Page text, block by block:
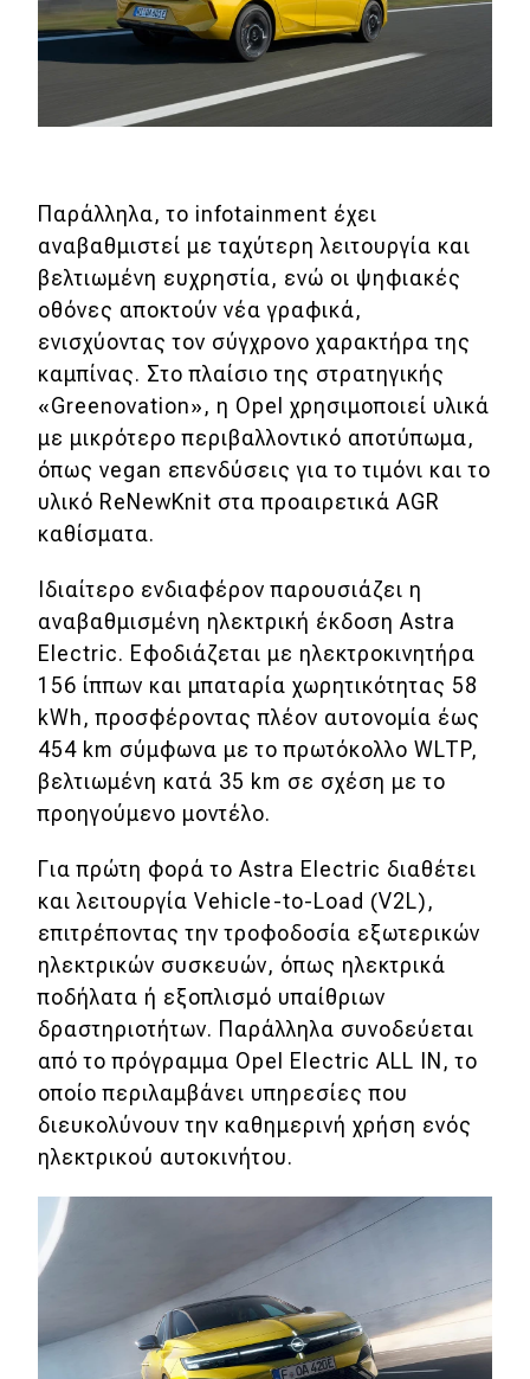
Παράλληλα, το infotainment έχει
αναβαθμιστεί με ταχύτερη λειτουργία και
βελτιωμένη ευχρηστία, ενώ οι ψηφιακές
οθόνες αποκτούν νέα γραφικά,
ενισχύοντας τον σύγχρονο χαρακτήρα της
καμπίνας. Στο πλαίσιο της στρατηγικής
«Greenovation», η Opel χρησιμοποιεί υλικά
με μικρότερο περιβαλλοντικό αποτύπωμα,
όπως vegan επενδύσεις για το τιμόνι και το
υλικό ReNewKnit στα προαιρετικά AGR
καθίσματα.
Ιδιαίτερο ενδιαφέρον παρουσιάζει η
αναβαθμισμένη ηλεκτρική έκδοση Astra
Electric. Εφοδιάζεται με ηλεκτροκινητήρα
156 ίππων και μπαταρία χωρητικότητας 58
kWh, προσφέροντας πλέον αυτονομία έως
454 km σύμφωνα με το πρωτόκολλο WLTP,
βελτιωμένη κατά 35 km σε σχέση με το
προηγούμενο μοντέλο.
Για πρώτη φορά το Astra Electric διαθέτει
και λειτουργία Vehicle-to-Load (V2L),
επιτρέποντας την τροφοδοσία εξωτερικών
ηλεκτρικών συσκευών, όπως ηλεκτρικά
ποδήλατα ή εξοπλισμό υπαίθριων
δραστηριοτήτων. Παράλληλα συνοδεύεται
από το πρόγραμμα Opel Electric ALL IN, το
οποίο περιλαμβάνει υπηρεσίες που
διευκολύνουν την καθημερινή χρήση ενός
ηλεκτρικού αυτοκινήτου.